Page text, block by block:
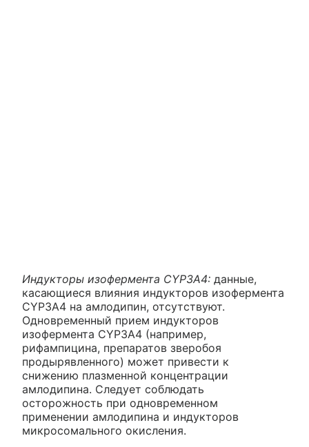
Индукторы изофермента CYP3A4: данные,
касающиеся влияния индукторов изофермента
CYP3A4 на амлодипин, отсутствуют.
Одновременный прием индукторов
изофермента CYP3A4 (например,
рифампицина, препаратов зверобоя
продырявленного) может привести к
снижению плазменной концентрации
амлодипина. Следует соблюдать
осторожность при одновременном
применении амлодипина и индукторов
микросомального окисления.